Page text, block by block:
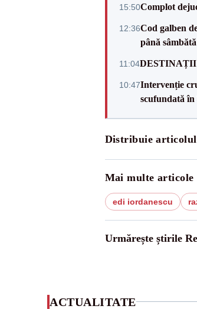
15:50Complot
12:36Cod galben
până sâmbătă
11:04DESTINAȚII
10:47Intervenție
scufundată în
Distribuie articolul
Mai multe articole
edi iordanescu
Urmărește știrile
ACTUALITATE